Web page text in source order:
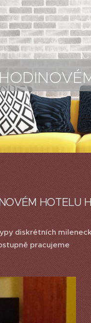
HOTELU
diskrétních
pracujeme